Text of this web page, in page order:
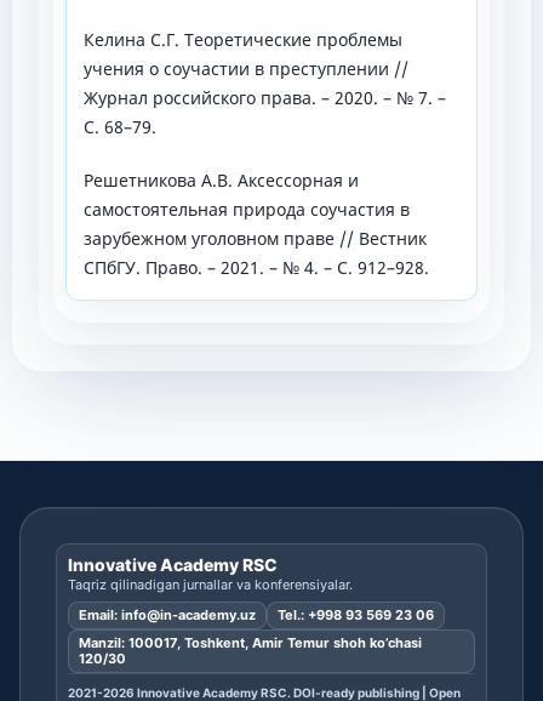
Келина С.Г. Теоретические проблемы
учения о соучастии в преступлении //
Журнал российского права. – 2020. – № 7. –
С. 68–79.
Решетникова А.В. Аксессорная и
самостоятельная природа соучастия в
зарубежном уголовном праве // Вестник
СПбГУ. Право. – 2021. – № 4. – С. 912–928.
Innovative Academy RSC
Taqriz qilinadigan jurnallar va konferensiyalar.
Email: info@in-academy.uz Tel.: +998 93 569 23 06
Manzil: 100017, Toshkent, Amir Temur shoh ko’chasi
120/30
2021-2026 Innovative Academy RSC. DOI-ready publishing | Open